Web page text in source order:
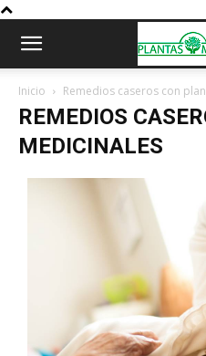
Inicio Remedios caseros con
REMEDIOS
MEDICINALES